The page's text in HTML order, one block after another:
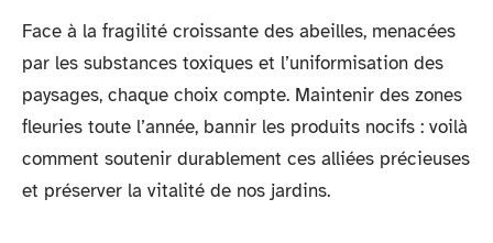
Face à la fragilité croissante des abeilles, menacées
par les substances toxiques et l’uniformisation des
paysages, chaque choix compte. Maintenir des zones
fleuries toute l’année, bannir les produits nocifs : voilà
comment soutenir durablement ces alliées précieuses
et préserver la vitalité de nos jardins.